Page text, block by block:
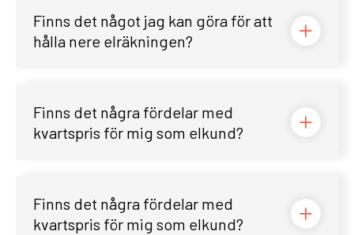
Finns det något jag kan göra för att
hålla nere elräkningen?
Finns det några fördelar med
kvartspris för mig som elkund?
Finns det några fördelar med
kvartspris för mig som elkund?